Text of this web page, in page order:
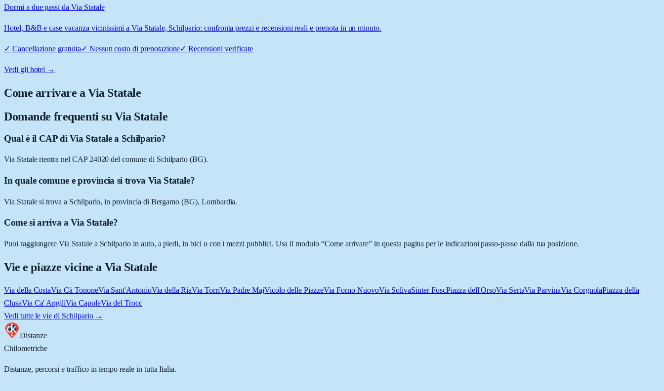
Dormi a due passi da Via Statale
Hotel, B&B e case vacanza vicinissimi a Via Statale, Schilpario: confronta prezzi e recensioni reali e prenota in un minuto.
✓ Cancellazione gratuita✓ Nessun costo di prenotazione✓Recensioni verificate
Vedi gli hotel →
Come arrivare aVia Statale
Domande frequenti su Via Statale
Qual è il CAP di Via Statale a Schilpario?
Via Statale rientra nel CAP 24020 del comune di Schilpario (BG).
In quale comune e provincia si trova Via Statale?
Via Statale si trova a Schilpario, in provincia di Bergamo (BG), Lombardia.
Come si arriva a Via Statale?
Puoi raggiungere Via Statale a Schilpario in auto, a piedi, in bici o con i mezzi pubblici. Usa il modulo “Come arrivare” in questa pagina per le indicazioni passo-passo dalla tua posizione.
Vie e piazze vicine a Via Statale
Via della CostaVia Cà TononeVia Sant'AntonioVia della RiaVia TorriVia Padre MajVicolo delle PiazzeVia Forno NuovoVia SolivaSinter FoscPiazza dell'OrsoVia SertaVia ParvinaVia CorgnolaPiazza della
ClusaVia Ca' AngiliVia CapoleVia del Trocc
Vedi tutte le vie di Schilpario→
Distanze
Chilometriche
Distanze, percorsi e traffico in tempo reale in tutta Italia.